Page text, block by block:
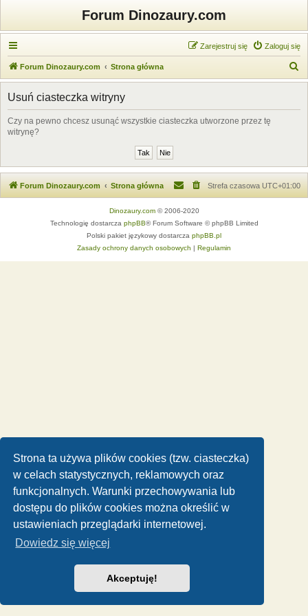
Strona ta używa plików cookies (tzw. ciasteczka)
w celach statystycznych, reklamowych oraz
funkcjonalnych. Warunki przechowywania lub
dostępu do plików cookies można określić w
ustawieniach przeglądarki internetowej.
Dowiedz się więcej
Akceptuję!
Forum Dinozaury.com
Zaloguj się
Zarejestruj się
Forum Dinozaury.com Strona główna
z
Usuń ciasteczka witryny
Czy na pewno chcesz usunąć wszystkie ciasteczka utworzone przez tę
witrynę?
Forum Dinozaury.com Strona główna Strefa czasowa UTC+01:00
Dinozaury.com© 2006-2020
Technologię dostarcza phpBB® Forum Software © phpBB Limited
Polski pakiet językowy dostarcza phpBB.pl
Zasady ochrony danych osobowych | Regulamin